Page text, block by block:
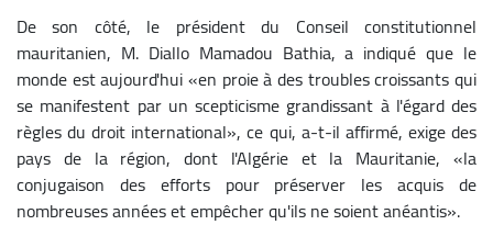
De son côté, le président du Conseil constitutionnel
mauritanien, M. Diallo Mamadou Bathia, a indiqué que le
monde est aujourd'hui «en proie à des troubles croissants qui
se manifestent par un scepticisme grandissant à l'égard des
règles du droit international», ce qui, a-t-il affirmé, exige des
pays de la région, dont l'Algérie et la Mauritanie, «la
conjugaison des efforts pour préserver les acquis de
nombreuses années et empêcher qu'ils ne soient anéantis».